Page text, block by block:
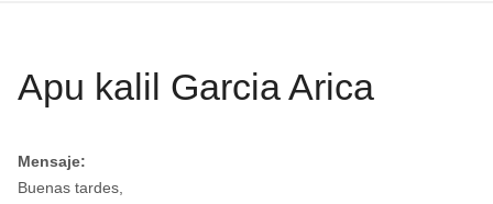
Apu kalil Garcia Arica
Mensaje:
Buenas tardes,